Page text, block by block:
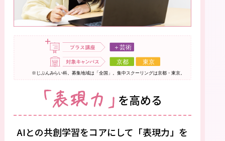
AIとの共創学習をコアにして「表現力」を